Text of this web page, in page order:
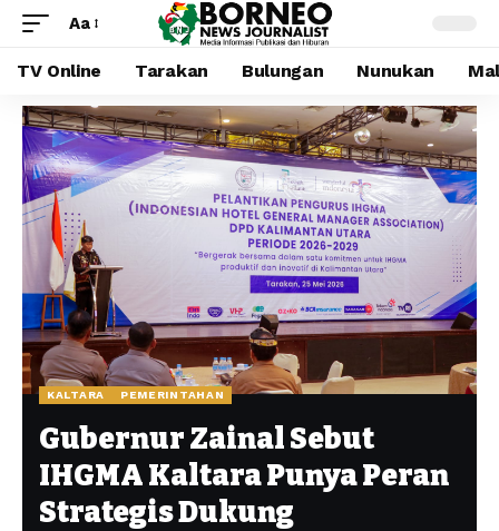
Aa
TV Online Tarakan Bulungan Nunukan
KALTARA PEMERINTAHAN
Gubernur Zainal Sebut
IHGMA Kaltara Punya Peran
Strategis Dukung